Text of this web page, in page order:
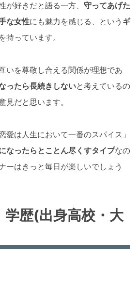
が好きだと語る一方、 守ってあげた
な女性にも魅力を感じる、という ギ
持っています。
いを尊敬し合える関係が理想であ
ったら長続きしないと考えているの
見だと思います。
愛は人生において一番のスパイス」
なったらとことん尽くすタイプなの
ーはきっと毎日が楽しいでしょう
学歴(出身高校・大